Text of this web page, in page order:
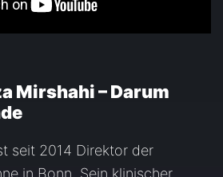
Mirshahi – Darum
seit 2014 Direktor der
in Bonn. Sein klinischer